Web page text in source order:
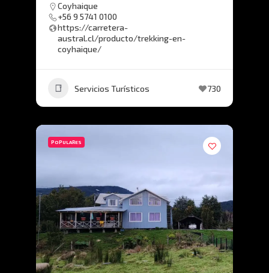
Coyhaique
+56 9 5741 0100
https://carretera-
austral.cl/producto/trekking-en-
coyhaique/
Servicios Turísticos 730
POPULARES